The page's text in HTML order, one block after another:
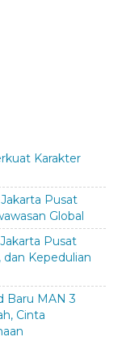
Karakter
Pusat
Global
Pusat
dan Kepedulian
Baru MAN 3
Cinta